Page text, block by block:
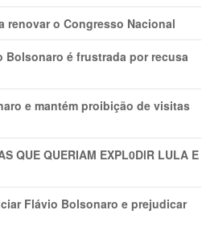
renovar o Congresso Nacional
Bolsonaro é frustrada por recusa
e mantém proibição de visitas
QUE QUERIAM EXPL0DlR LULA E
Flávio Bolsonaro e prejudicar